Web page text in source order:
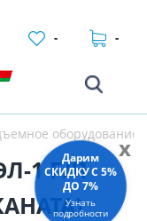
- -
оборудование
1 Г/П
x
Дарим
СКИДКУ C 5%
ДО 7%
Узнать
подробности